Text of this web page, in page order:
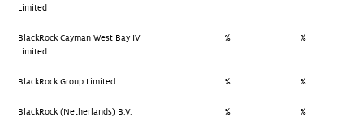
Limited
BlackRock Cayman West Bay IV
Limited
% %
BlackRock Group Limited % %
BlackRock (Netherlands) B.V. % %